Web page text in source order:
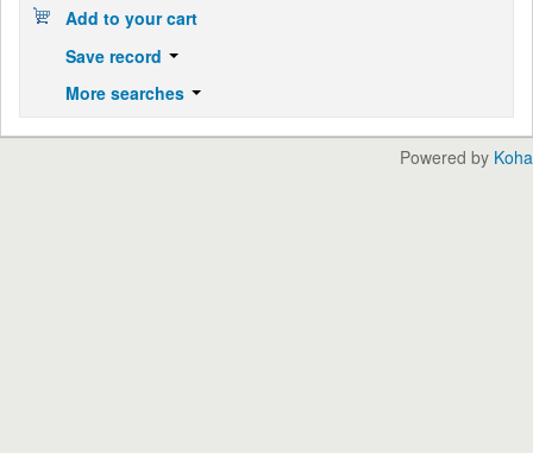
Add to your cart
Save record
More searches
Powered by Koha